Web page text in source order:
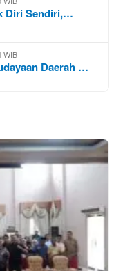
Diri Sendiri,…
WIB
Daerah …